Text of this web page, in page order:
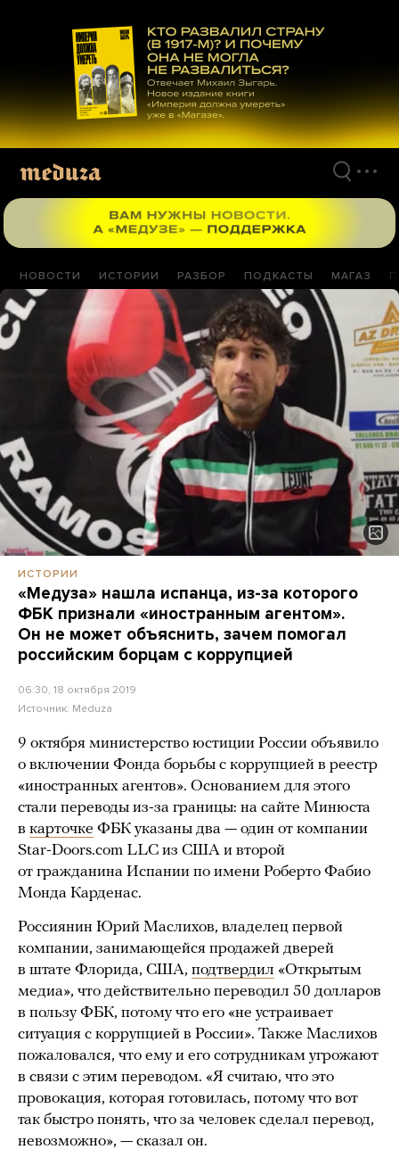
материалам
НОВОСТИ ИСТОРИИ РАЗБОР ПОДКАСТЫ МАГАЗ
ИСТОРИИ
«Медуза» нашла испанца, из-за которого
ФБК признали «иностранным агентом».
Он не может объяснить, зачем помогал
российским борцам с коррупцией
06:30, 18 октября 2019
Источник: Meduza
9 октября министерство юстиции России объявило
о включении Фонда борьбы с коррупцией в реестр
«иностранных агентов». Основанием для этого
стали переводы из-за границы: на сайте Минюста
в карточке ФБК указаны два — один от компании
Star-Doors.com LLC из США и второй
от гражданина Испании по имени Роберто Фабио
Монда Карденас.
Россиянин Юрий Маслихов, владелец первой
компании, занимающейся продажей дверей
в штате Флорида, США, подтвердил «Открытым
медиа», что действительно переводил 50 долларов
в пользу ФБК, потому что его «не устраивает
ситуация с коррупцией в России». Также Маслихов
пожаловался, что ему и его сотрудникам угрожают
в связи с этим переводом. «Я считаю, что это
провокация, которая готовилась, потому что вот
так быстро понять, что за человек сделал перевод,
невозможно», — сказал он.